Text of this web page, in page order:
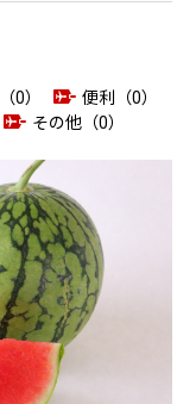
0）
便利（0）
その他（0）